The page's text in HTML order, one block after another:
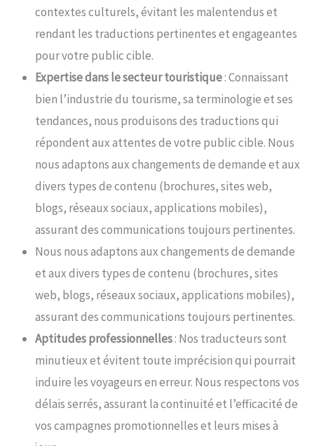
contextes culturels, évitant les malentendus et
rendant les traductions pertinentes et engageantes
pour votre public cible.
Expertise dans le secteur touristique: Connaissant
bien l’industrie du tourisme, sa terminologie et ses
tendances, nous produisons des traductions qui
répondent aux attentes de votre public cible. Nous
nous adaptons aux changements de demande et aux
divers types de contenu (brochures, sites web,
blogs, réseaux sociaux, applications mobiles),
assurant des communications toujours pertinentes.
Nous nous adaptons aux changements de demande
et aux divers types de contenu (brochures, sites
web, blogs, réseaux sociaux, applications mobiles),
assurant des communications toujours pertinentes.
Aptitudes professionnelles: Nos traducteurs sont
minutieux et évitent toute imprécision qui pourrait
induire les voyageurs en erreur. Nous respectons vos
délais serrés, assurant la continuité et l’efficacité de
vos campagnes promotionnelles et leurs mises à